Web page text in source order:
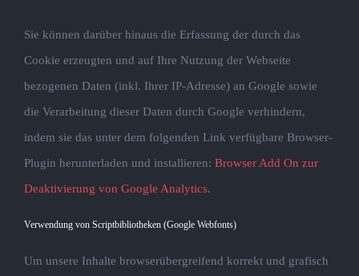
Sie können darüber hinaus die Erfassung der durch das
Cookie erzeugten und auf Ihre Nutzung der Webseite
bezogenen Daten (inkl. Ihrer IP-Adresse) an Google sowie
die Verarbeitung dieser Daten durch Google verhindern,
indem sie das unter dem folgenden Link verfügbare Browser-
Plugin herunterladen und installieren: Browser Add On zur
Deaktivierung von Google Analytics.
Verwendung von Scriptbibliotheken (Google Webfonts)
Um unsere Inhalte browserübergreifend korrekt und grafisch